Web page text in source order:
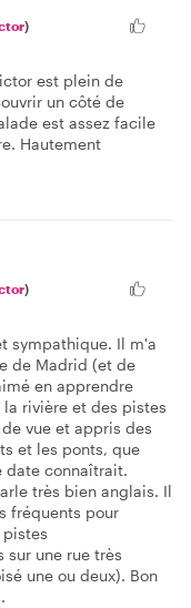
)
est plein de
un côté de
est assez facile
Hautement
)
sympathique. Il m'a
de Madrid (et de
en apprendre
rivière et des pistes
vue et appris des
et les ponts, que
date connaîtrait.
très bien anglais. Il
fréquents pour
pistes
une rue très
une ou deux). Bon